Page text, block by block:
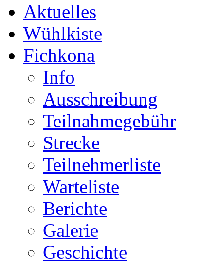
Aktuelles
Wühlkiste
Fichkona
Info
Ausschreibung
Teilnahmegebühr
Strecke
Teilnehmerliste
Warteliste
Berichte
Galerie
Geschichte